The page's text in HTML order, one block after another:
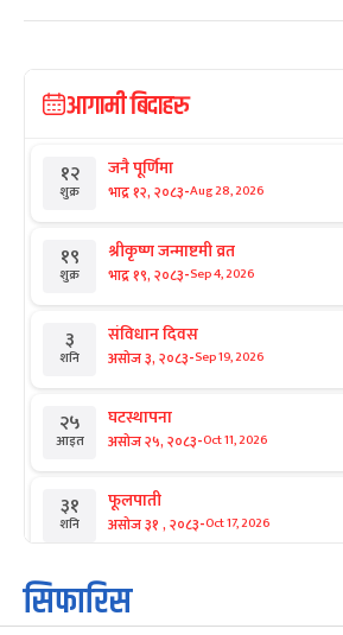
आगामी बिदाहरु
१२
शुक्र
जनै पूर्णिमा
भाद्र १२, २०८३-Aug 28, 2026
१९
शुक्र
श्रीकृष्ण जन्माष्टमी व्रत
भाद्र १९, २०८३-Sep 4, 2026
३
शनि
संविधान दिवस
असोज ३, २०८३-Sep 19, 2026
२५
आइत
घटस्थापना
असोज २५, २०८३-Oct 11, 2026
३१
शनि
फूलपाती
असोज ३१ , २०८३-Oct 17, 2026
१
आइत
कार्तिक सङ्क्रान्ति
कार्तिक १, २०८३
सिफारिस